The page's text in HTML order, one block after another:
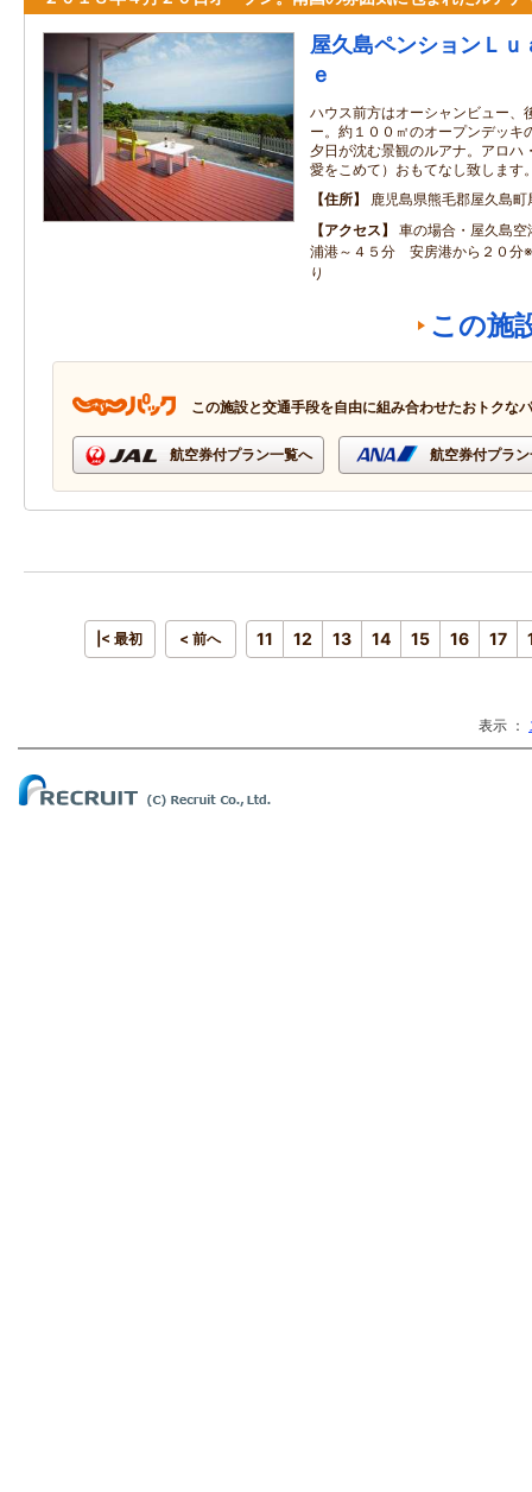
屋久島ペンションＬ
ｅ
ハウス前方はオーシャンビュー、
ー。約１００㎡のオープンデッキ
夕日が沈む景観のルアナ。アロハ
愛をこめて）おもてなし致します
住所
鹿児島県熊毛郡屋久島
アクセス
車の場合・屋久島
浦港～４５分 安房港から２０分
り
この施
この施設と交通手段を自由に組み合わせたおトクな
航空券付プラン一覧へ 航空券付プラ
|< 最初 < 前へ 11 12 13 14 15 16 17
表示 ：